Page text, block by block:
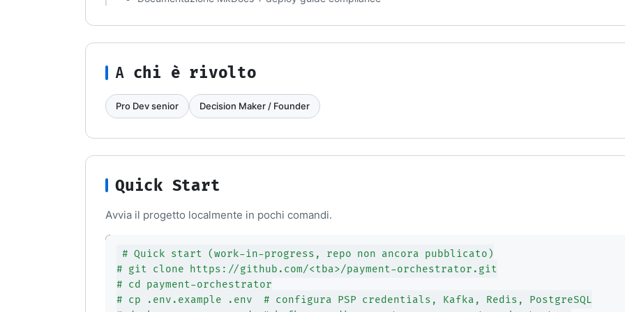
A chi è rivolto
Pro Dev senior Decision Maker / Founder
Quick Start
Avvia il progetto localmente in pochi comandi.
# Quick start (work-in-progress, repo non ancora pubblicato)
# git clone https://github.com/<tba>/payment-orchestrator.git
# cd payment-orchestrator
# cp .env.example .env  # configura PSP credentials, Kafka, Redis, PostgreSQL